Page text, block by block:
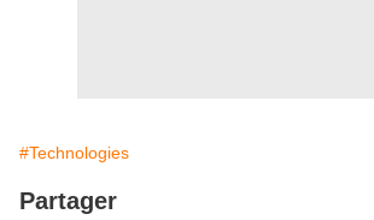
#Technologies
Partager